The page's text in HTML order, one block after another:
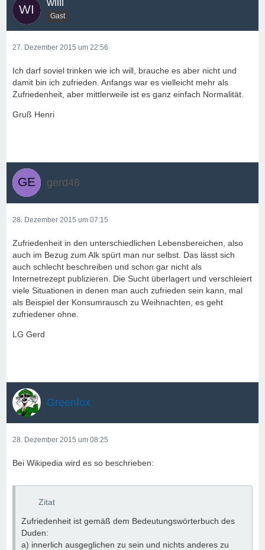
willi
Gast
27. Dezember 2015 um 22:56
Ich darf soviel trinken wie ich will, brauche es aber nicht und
damit bin ich zufrieden. Anfangs war es vielleicht mehr als
Zufriedenheit, aber mittlerweile ist es ganz einfach Normalität.
Gruß Henri
gerd48
28. Dezember 2015 um 07:15
Zufriedenheit in den unterschiedlichen Lebensbereichen, also
auch im Bezug zum Alk spürt man nur selbst. Das lässt sich
auch schlecht beschreiben und schon gar nicht als
Internetrezept publizieren. Die Sucht überlagert und verschleiert
viele Situationen in denen man auch zufrieden sein kann, mal
als Beispiel der Konsumrausch zu Weihnachten, es geht
zufriedener ohne.
LG Gerd
Greenfox
28. Dezember 2015 um 08:25
Bei Wikipedia wird es so beschrieben:
Zitat
Zufriedenheit ist gemäß dem Bedeutungswörterbuch des
Duden:
a) innerlich ausgeglichen zu sein und nichts anderes zu